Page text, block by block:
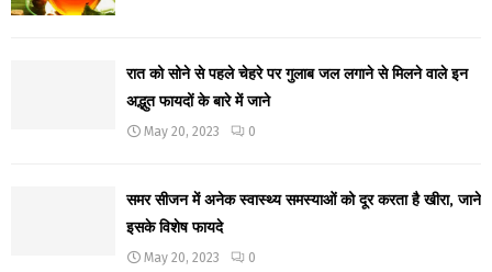
रात को सोने से पहले चेहरे पर गुलाब जल लगाने से मिलने वाले इन
अद्भुत फायदों के बारे में जाने
May 20, 2023 0
समर सीजन में अनेक स्वास्थ्य समस्याओं को दूर करता है खीरा, जाने
इसके विशेष फायदे
May 20, 2023 0